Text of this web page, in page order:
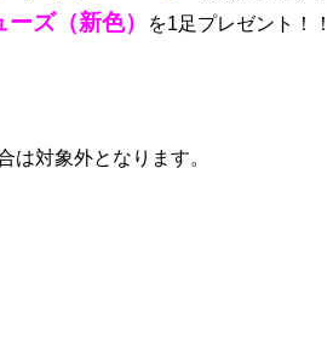
ズ（新色） を1足プレゼント！！
対象外となります。